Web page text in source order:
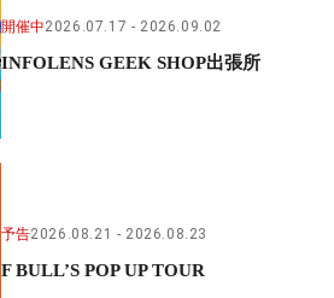
開催中2026.07.17 2026.09.02
INFOLENS GEEK SHOP出張所
予告2026.08.21 2026.08.23
F BULL’S POP UP TOUR